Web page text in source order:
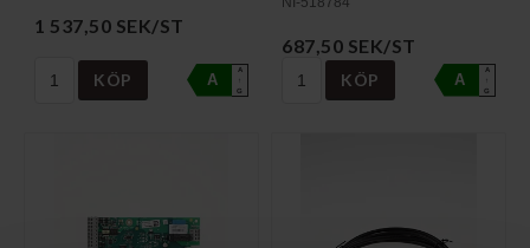
1 537,50 SEK/ST
KÖP A
A
↑
G
687,50 SEK/ST
KÖP A
A
↑
G